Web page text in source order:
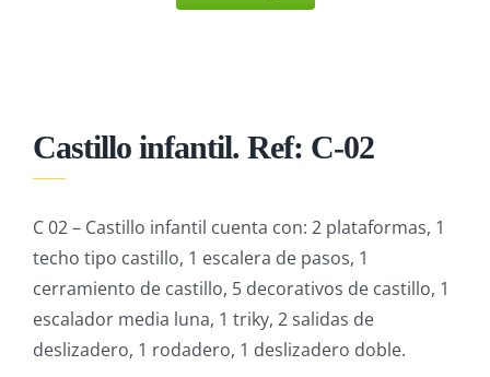
Castillo infantil. Ref: C-02
C 02 – Castillo infantil cuenta con: 2 plataformas, 1
techo tipo castillo, 1 escalera de pasos, 1
cerramiento de castillo, 5 decorativos de castillo, 1
escalador media luna, 1 triky, 2 salidas de
deslizadero, 1 rodadero, 1 deslizadero doble.